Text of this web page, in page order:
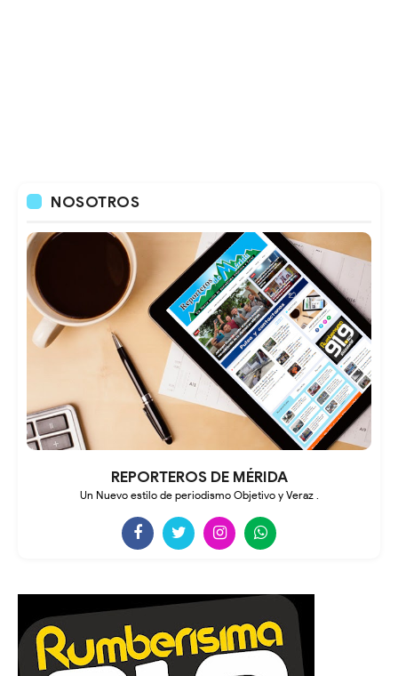
NOSOTROS
REPORTEROS DE MÉRIDA
Un Nuevo estilo de periodismo Objetivo y Veraz .